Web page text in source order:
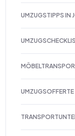
UMZUGSTIPPS IN